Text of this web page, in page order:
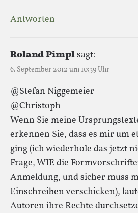
Antworten
Roland Pimplsagt:
6. September 2012 um 10:39 Uhr
@Stefan Niggemeier
@Christoph
Wenn Sie meine
erkennen Sie, dass es mir um
ging (ich wiederhole das jetzt
Frage, WIE die
Anmeldung, und sicher muss
Einschreiben verschicken),
Autoren ihre Rechte